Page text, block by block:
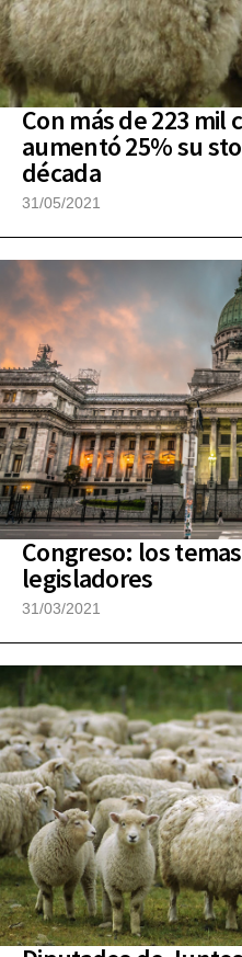
Con más de 223 mil
aumentó 25% su
década
31/05/2021
Congreso: los
legisladores
31/03/2021